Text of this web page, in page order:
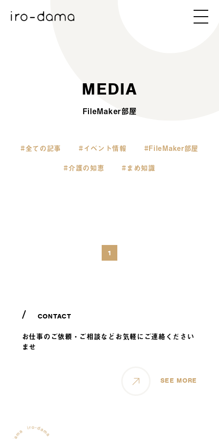
MEDIA
FileMaker部屋
全ての記事 イベント情報
FileMaker部屋
介護の知恵
まめ知識
1
CONTACT
お仕事のご依頼・ご相談などお気軽にご連絡ください
ませ
SEE MORE